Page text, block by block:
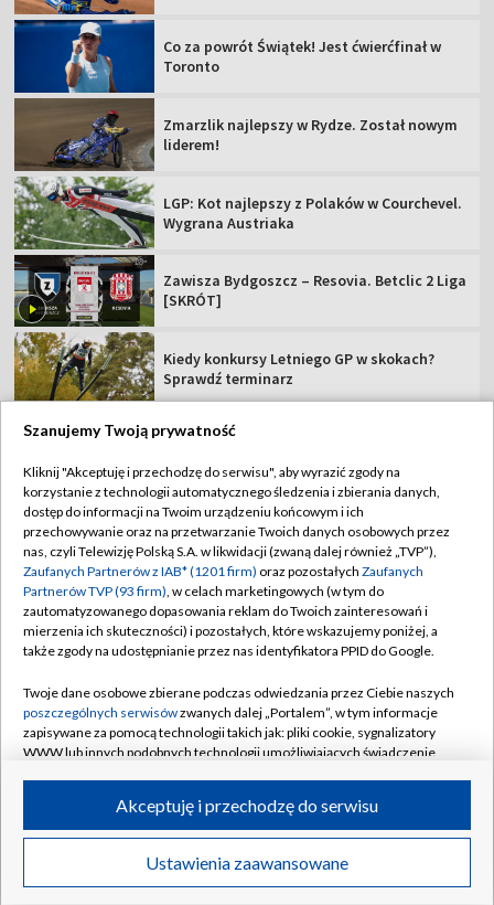
Transmisje Wideo
Co za powrót Świątek! Jest ćwierćfinał w
Toronto
Zmarzlik najlepszy w Rydze. Został nowym
liderem!
LGP: Kot najlepszy z Polaków w Courchevel.
Wygrana Austriaka
Zawisza Bydgoszcz – Resovia. Betclic 2 Liga
[SKRÓT]
Kiedy konkursy Letniego GP w skokach?
Sprawdź terminarz
TVP
Abonament TVP
Sklep TVP
Biuro Reklamy
Oferta Handlowa
Emisja w TVP
Rada Programowa
Ogłoszenia przetargowe
Akademia Telewizyjna
Centrum informacji TVP
Regulamin TVP
Polityka prywatności
Moje zgody
Biuro reklamy
Kanały
©2026 Telewizja Polska Spółka Akcyjna w likwidacji
Szanujemy Twoją prywatność
Kliknij "Akceptuję i przechodzę do serwisu", aby wyrazić zgody na
korzystanie z technologii automatycznego śledzenia i zbierania danych,
dostęp do informacji na Twoim urządzeniu końcowym i ich
przechowywanie oraz na przetwarzanie Twoich danych osobowych przez
nas, czyli Telewizję Polską S.A. w likwidacji (zwaną dalej również „TVP”),
Zaufanych Partnerów z IAB* (1201 firm) oraz pozostałych Zaufanych
Partnerów TVP (93 firm), w celach marketingowych (w tym do
zautomatyzowanego dopasowania reklam do Twoich zainteresowań i
mierzenia ich skuteczności) i pozostałych, które wskazujemy poniżej, a
także zgody na udostępnianie przez nas identyfikatora PPID do Google.
Twoje dane osobowe zbierane podczas odwiedzania przez Ciebie naszych
poszczególnych serwisówzwanych dalej „Portalem”, w tym informacje
zapisywane za pomocą technologii takich jak: pliki cookie, sygnalizatory
WWW lub innych podobnych technologii umożliwiających świadczenie
ruchu w Internecie.
Twoje dane osobowe zbierane podczas odwiedzania przez Ciebie
poszczególnych serwisówna Portalu, takie jak adresy IP, identyfikatory
Ustawienia zaawansowane
Akceptuję i przechodzę do serwisu